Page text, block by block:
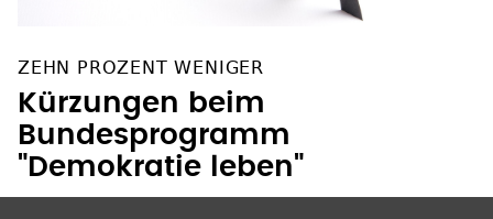
ZEHN PROZENT WENIGER
Kürzungen beim
Bundesprogramm
"Demokratie leben"